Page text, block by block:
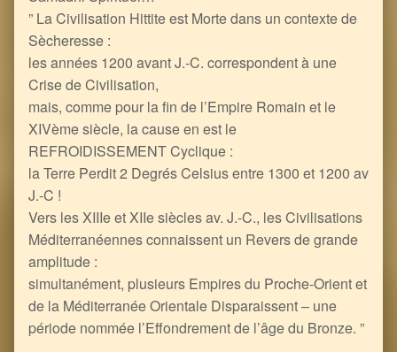
” La Civilisation Hittite est Morte dans un contexte de
Sècheresse :
les années 1200 avant J.-C. correspondent à une
Crise de Civilisation,
mais, comme pour la fin de l’Empire Romain et le
XIVème siècle, la cause en est le
REFROIDISSEMENT Cyclique :
la Terre Perdit 2 Degrés Celsius entre 1300 et 1200 av
J.-C !
Vers les XIIIe et XIIe siècles av. J.-C., les Civilisations
Méditerranéennes connaissent un Revers de grande
amplitude :
simultanément, plusieurs Empires du Proche-Orient et
de la Méditerranée Orientale Disparaissent – une
période nommée l’Effondrement de l’âge du Bronze. ”